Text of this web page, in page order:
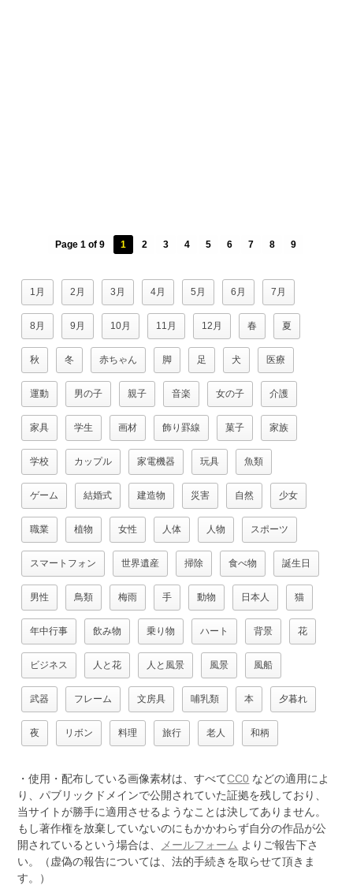
Page 1 of 9 1 2 3 4 5 6 7 8 9
1月 2月 3月 4月 5月 6月 7月
8月 9月 10月 11月 12月 春 夏
秋 冬 赤ちゃん 脚 足 犬 医療
運動 男の子 親子 音楽 女の子 介護
家具 学生 画材 飾り罫線 菓子 家族
学校 カップル 家電機器 玩具 魚類
ゲーム 結婚式 建造物 災害 自然 少女
職業 植物 女性 人体 人物 スポーツ
スマートフォン 世界遺産 掃除 食べ物 誕生日
男性 鳥類 梅雨 手 動物 日本人 猫
年中行事 飲み物 乗り物 ハート 背景 花
ビジネス 人と花 人と風景 風景 風船
武器 フレーム 文房具 哺乳類 本 夕暮れ
夜 リボン 料理 旅行 老人 和柄
・使用・配布している画像素材は、すべてCC0 などの適用によ
り、パブリックドメインで公開されていた証拠を残しており、
当サイトが勝手に適用させるようなことは決してありません。
もし著作権を放棄していないのにもかかわらず自分の作品が公
開されているという場合は、
メールフォーム よりご報告下さ
い。（虚偽の報告については、法的手続きを取らせて頂きま
す。）